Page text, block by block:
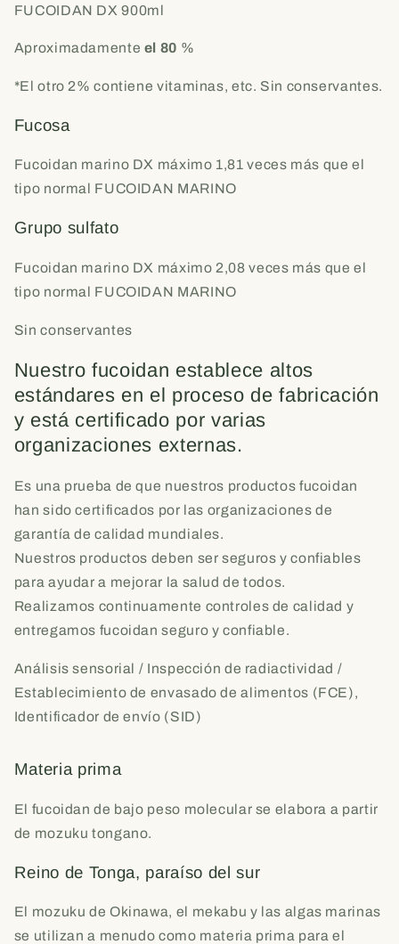
FUCOIDAN DX 900ml
Aproximadamente el 80 %
*El otro 2% contiene vitaminas, etc. Sin conservantes.
Fucosa
Fucoidan marino DX máximo 1,81 veces más que el
tipo normal FUCOIDAN MARINO
Grupo sulfato
Fucoidan marino DX máximo 2,08 veces más que el
tipo normal FUCOIDAN MARINO
Sin conservantes
Nuestro fucoidan establece altos
estándares en el proceso de fabricación
y está certificado por varias
organizaciones externas.
Es una prueba de que nuestros productos fucoidan
han sido certificados por las organizaciones de
garantía de calidad mundiales.
Nuestros productos deben ser seguros y confiables
para ayudar a mejorar la salud de todos.
Realizamos continuamente controles de calidad y
entregamos fucoidan seguro y confiable.
Análisis sensorial / Inspección de radiactividad /
Establecimiento de envasado de alimentos (FCE),
Identificador de envío (SID)
Materia prima
El fucoidan de bajo peso molecular se elabora a partir
de mozuku tongano.
Reino de Tonga, paraíso del sur
El mozuku de Okinawa, el mekabu y las algas marinas
se utilizan a menudo como materia prima para el